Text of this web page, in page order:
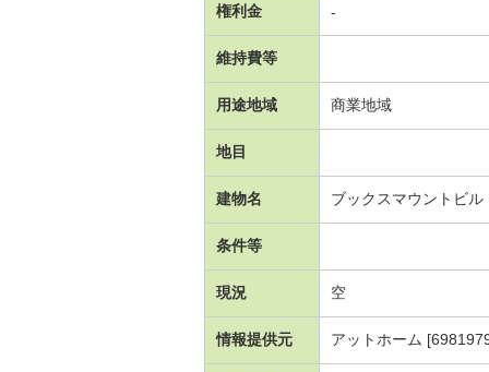
権利金 -
維持費等
用途地域 商業地域
地目
建物名 ブックスマウントビル
条件等
現況 空
情報提供元 アットホーム